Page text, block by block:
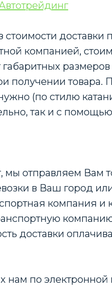
компанией,
получении
(по стилю
так и с
мы отправляем Вам
в Ваш город
компания и
доставки
нам по